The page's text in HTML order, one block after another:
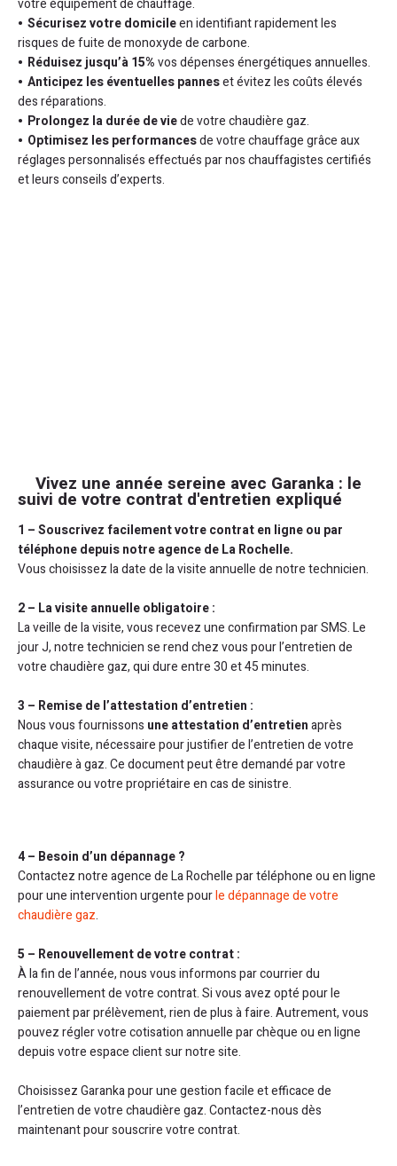
votre équipement de chauffage.
Sécurisez votre domicileen identifiant rapidement les
risques de fuite de monoxyde de carbone.
Réduisez jusqu’à 15%vos dépenses énergétiques annuelles.
Anticipez les éventuelles panneset évitez les coûts élevés
des réparations.
Prolongez la durée de viede votre chaudière gaz.
Optimisez les performancesde votre chauffage grâce aux
réglages personnalisés effectués par nos chauffagistes certifiés
et leurs conseils d’experts.
Vivez une année sereine avec Garanka : le
suivi de votre contrat d'entretien expliqué
1 – Souscrivez facilement votre contrat en ligne ou par
téléphone depuis notre agence de La Rochelle.
Vous choisissez la date de la visite annuelle de notre technicien.
2 – La visite annuelle obligatoire :
La veille de la visite, vous recevez une confirmation par SMS. Le
jour J, notre technicien se rend chez vous pour l’entretien de
votre chaudière gaz, qui dure entre 30 et 45 minutes.
3 – Remise de l’attestation d’entretien :
Nous vous fournissons une attestation d’entretienaprès
chaque visite, nécessaire pour justifier de l’entretien de votre
chaudière à gaz. Ce document peut être demandé par votre
assurance ou votre propriétaire en cas de sinistre.
4 – Besoin d’un dépannage ?
Contactez notre agence de La Rochelle par téléphone ou en ligne
pour une intervention urgente pourle dépannage de votre
chaudière gaz.
5 – Renouvellement de votre contrat :
À la fin de l’année, nous vous informons par courrier du
renouvellement de votre contrat. Si vous avez opté pour le
paiement par prélèvement, rien de plus à faire. Autrement, vous
pouvez régler votre cotisation annuelle par chèque ou en ligne
depuis votre espace client sur notre site.
Choisissez Garanka pour une gestion facile et efficace de
l’entretien de votre chaudière gaz. Contactez-nous dès
maintenant pour souscrire votre contrat.